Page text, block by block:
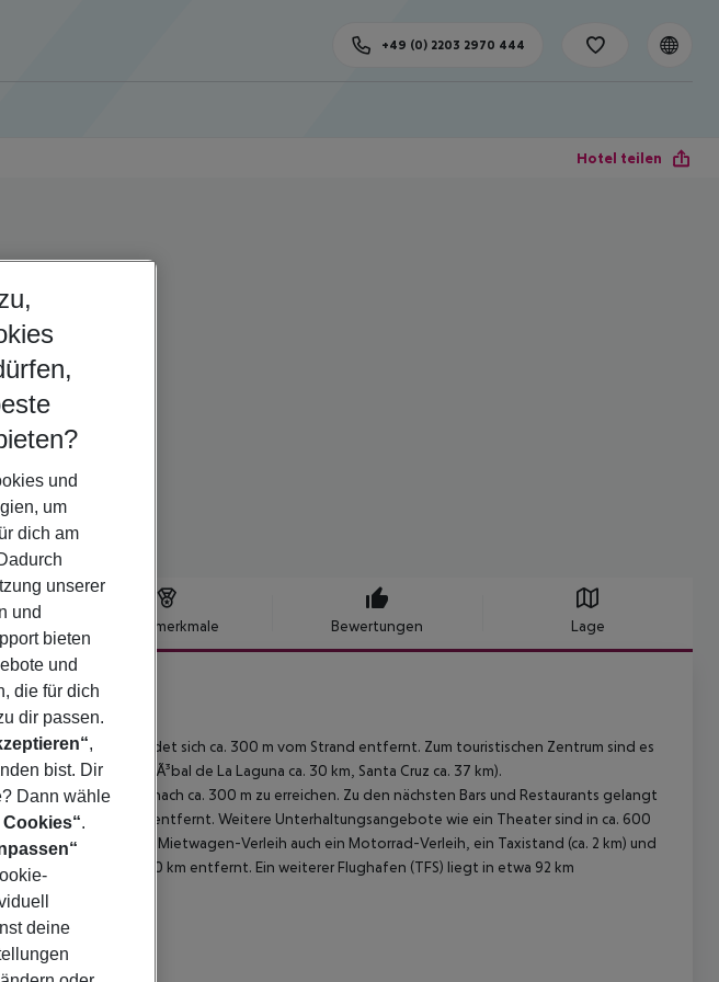
+49 (0) 2203 2970 444
Hotel teilen
Hotelmerkmale Bewertungen Lage
befindet sich ca. 300 m vom Strand entfernt. Zum touristischen Zentrum sind es
entfernt (San CristÃ³bal de La Laguna ca. 30 km, Santa Cruz ca. 37 km).
ein Supermarkt ist nach ca. 300 m zu erreichen. Zu den nächsten Bars und Restaurants gelangt
liegt rund 600 m entfernt. Weitere Unterhaltungsangebote wie ein Theater sind in ca. 600
sorgen neben einem Mietwagen-Verleih auch ein Motorrad-Verleih, ein Taxistand (ca. 2 km) und
(TFN) ist ca. 30 km entfernt. Ein weiterer Flughafen (TFS) liegt in etwa 92 km
und
um
dich am
unserer
und
bieten
und
die für dich
dir passen.
,
bist. Dir
Dann wähle
.
deine